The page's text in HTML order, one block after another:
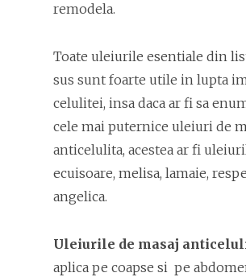
remodela.
Toate uleiurile esentiale din
sus sunt foarte utile in lupta
celulitei, insa daca ar fi sa
cele mai puternice uleiuri de
anticelulita, acestea ar fi
ecuisoare, melisa, lamaie,
angelica.
Uleiurile de masaj
aplica pe coapse si pe